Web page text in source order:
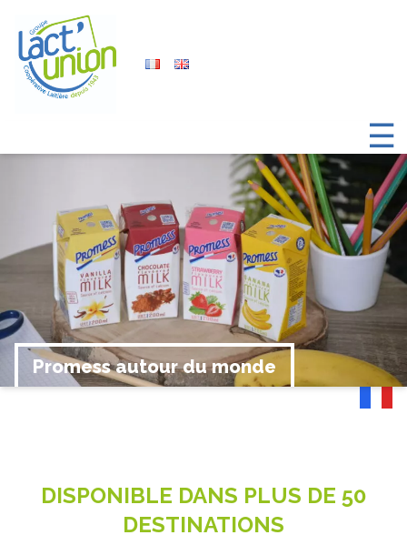
☰
Promess autour du monde
DISPONIBLE DANS PLUS DE 50
DESTINATIONS